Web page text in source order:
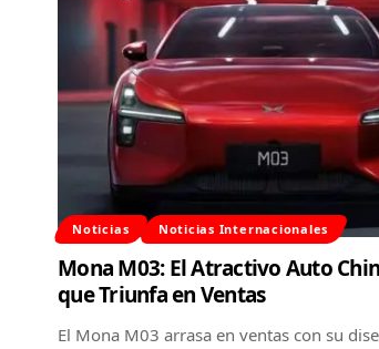
Noticias Noticias Internacionales
Mona M03: El Atractivo Auto
que Triunfa en Ventas
El Mona M03 arrasa en ventas con su